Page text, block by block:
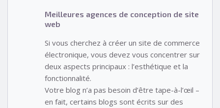
Meilleures agences de conception de site
web
Si vous cherchez à créer un site de commerce
électronique, vous devez vous concentrer sur
deux aspects principaux : l’esthétique et la
fonctionnalité.
Votre blog n’a pas besoin d’être tape-à-l’œil –
en fait, certains blogs sont écrits sur des